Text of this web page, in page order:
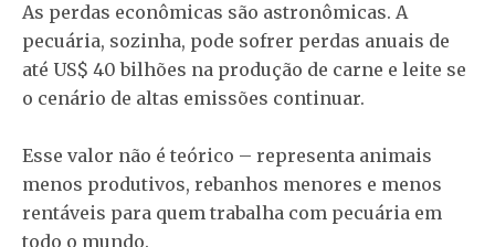
As perdas econômicas são astronômicas. A
pecuária, sozinha, pode sofrer perdas anuais de
até US$ 40 bilhões na produção de carne e leite se
o cenário de altas emissões continuar.
Esse valor não é teórico – representa animais
menos produtivos, rebanhos menores e menos
rentáveis para quem trabalha com pecuária em
todo o mundo.